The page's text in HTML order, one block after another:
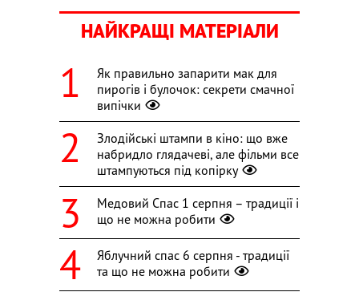
НАЙКРАЩІ МАТЕРІАЛИ
Як правильно запарити мак для
пирогів і булочок: секрети смачної
випічки
Злодійські штампи в кіно: що вже
набридло глядачеві, але фільми все
штампуються під копірку
Медовий Спас 1 серпня – традиції і
що не можна робити
Яблучний спас 6 серпня - традиції
та що не можна робити